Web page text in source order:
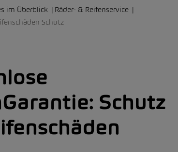
im Überblick
Räder- & Reifenservice
Schutz
Schutz